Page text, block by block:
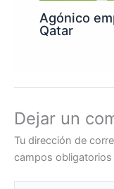
Agónico
Qatar
Dejar un
Tu dirección de
campos